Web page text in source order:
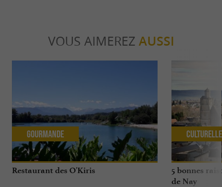
VOUS AIMEREZ AUSSI
Restaurant des O'Kiris
Gourmande
5 bonnes
de Nay
Culturelle